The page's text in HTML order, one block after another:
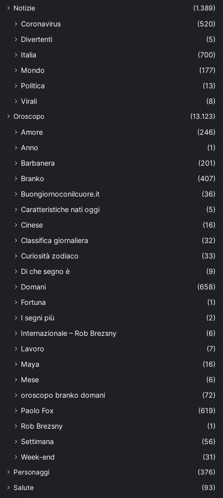
Notizie
(1.389)
Coronavirus
(520)
Divertenti
(5)
Italia
(700)
Mondo
(177)
Politica
(13)
Virali
(8)
Oroscopo (13.123)
Amore
(246)
Anno
(1)
Barbanera
(201)
Branko
(407)
Buongiornoconilcuore.it
(36)
Caratteristiche nati oggi
(5)
Cinese
(16)
Classifica giornaliera
(32)
Curiosità zodiaco
(33)
Di che segno è
(9)
Domani
(658)
Fortuna
(1)
I segni più
(2)
Internazionale – Rob Brezsny
(6)
Lavoro
(7)
Maya
(16)
Mese
(6)
oroscopo branko domani
(72)
Paolo Fox
(619)
Rob Brezsny
(1)
Settimana
(56)
Week-end
(31)
Personaggi
(376)
Salute
(93)